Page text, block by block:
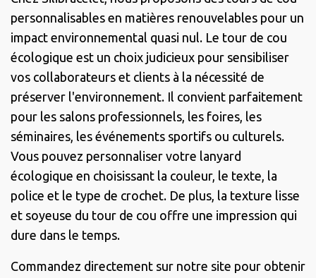
personnalisables en matières renouvelables pour un
impact environnemental quasi nul. Le tour de cou
écologique est un choix judicieux pour sensibiliser
vos collaborateurs et clients à la nécessité de
préserver l'environnement. Il convient parfaitement
pour les salons professionnels, les foires, les
séminaires, les événements sportifs ou culturels.
Vous pouvez personnaliser votre lanyard
écologique en choisissant la couleur, le texte, la
police et le type de crochet. De plus, la texture lisse
et soyeuse du tour de cou offre une impression qui
dure dans le temps.
Commandez directement sur notre site pour obtenir